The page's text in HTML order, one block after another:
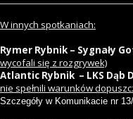
W innych spotkaniach:
Rymer Rybnik – Sygnały
wycofali się z rozgrywek)
Atlantic Rybnik – LKS Dąb
nie spełnili warunków
Szczegóły w Komunikacie nr